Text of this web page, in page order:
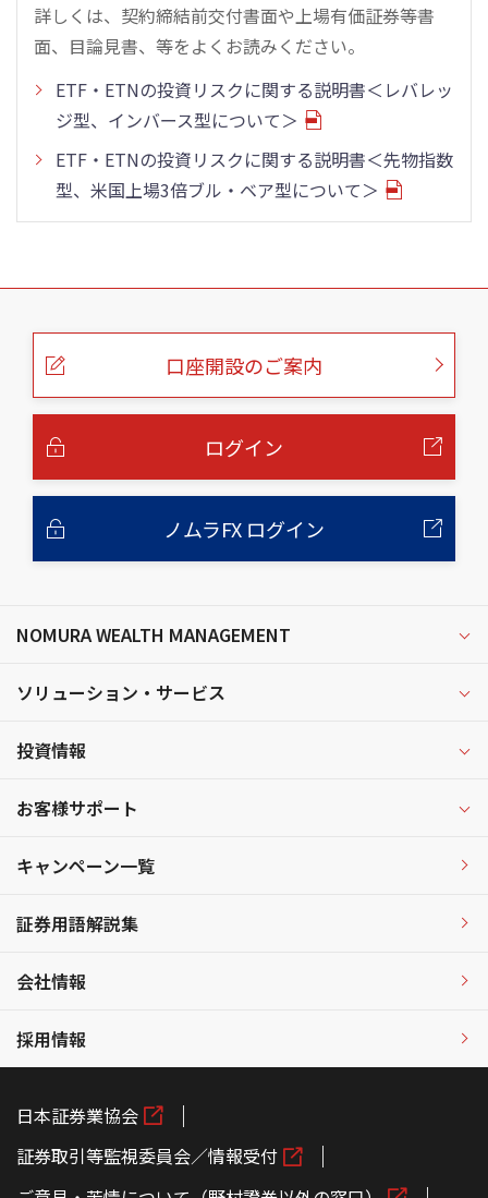
詳しくは、契約締結前交付書面や上場有価証券等書
面、目論見書、等をよくお読みください。
ETF・ETNの投資リスクに関する説明書＜レバレッ
ジ型、インバース型について＞
ETF・ETNの投資リスクに関する説明書＜先物指数
型、米国上場3倍ブル・ベア型について＞
こ
口座開設のご案内
ログイン
ノムラFX ログイン
NOMURA WEALTH MANAGEMENT
ソリューション・サービス
投資情報
お客様サポート
キャンペーン一覧
証券用語解説集
会社情報
採用情報
日本証券業協会
証券取引等監視委員会／情報受付